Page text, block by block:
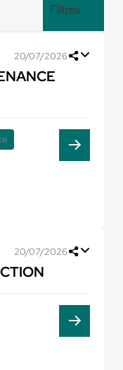
Filtres
20/07/2026
20/07/2026